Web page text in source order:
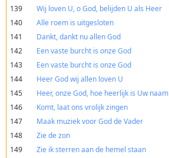
139
Wij loven U, o God, belijden U als Heer
140
Alle roem is uitgesloten
141
Dankt, dankt nu allen God
142
Een vaste burcht is onze God
143
Een vaste burcht is onze God
144
Heer God wij allen loven U
145
Heer, onze God, hoe heerlijk is Uw naam
146
Komt, laat ons vrolijk zingen
147
Maak muziek voor God de Vader
148
Zie de zon
149
Zie ik sterren aan de hemel staan